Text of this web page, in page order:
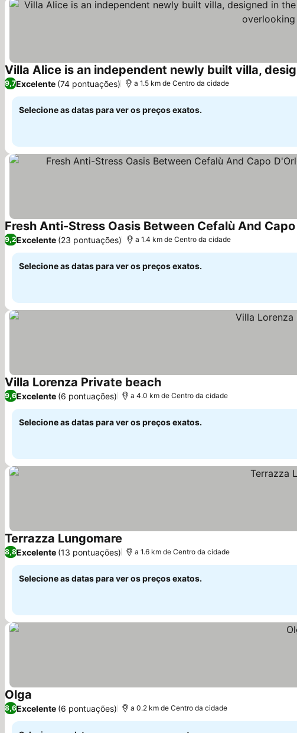
Ver preços
9,7Excelente (74 pontuações) a 1.5 km de Centro da cidade
Selecione as datas para ver os preços exatos.
Ver preços
9,2Excelente (23 pontuações) a 1.4 km de Centro da cidade
Selecione as datas para ver os preços exatos.
Villa Lorenza Private beachVer preços
9,6Excelente (6 pontuações) a 4.0 km de Centro da cidade
Selecione as datas para ver os preços exatos.
Terrazza Lungomare Ver preços
8,8Excelente (13 pontuações) a 1.6 km de Centro da cidade
Selecione as datas para ver os preços exatos.
Olga
8,6Excelente (6 pontuações) a 0.2 km de Centro da cidade